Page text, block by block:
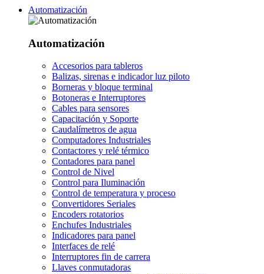
Automatización
Automatización
Accesorios para tableros
Balizas, sirenas e indicador luz piloto
Borneras y bloque terminal
Botoneras e Interruptores
Cables para sensores
Capacitación y Soporte
Caudalímetros de agua
Computadores Industriales
Contactores y relé térmico
Contadores para panel
Control de Nivel
Control para Iluminación
Control de temperatura y proceso
Convertidores Seriales
Encoders rotatorios
Enchufes Industriales
Indicadores para panel
Interfaces de relé
Interruptores fin de carrera
Llaves conmutadoras